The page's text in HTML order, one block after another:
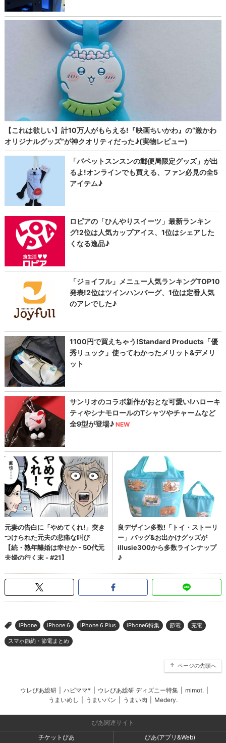
> iPhone iPhone 6 iPhone 6 Plus iPhone6特集 節電 充電
スマホ節約・節電まとめ
ページの先頭へ
ウレぴあ総研 ハピママ* ウレぴあ総研 ディズニー特集 mimot.
うまいめし
うまいパン うまい肉 Medery.
ぴあ関連サイト
チケットぴあ
ぴあ(アプリ&Web)